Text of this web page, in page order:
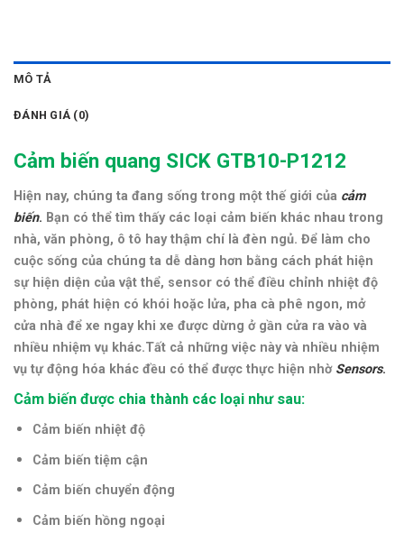
MÔ TẢ
ĐÁNH GIÁ (0)
Cảm biến quang SICK GTB10-P1212
Hiện nay, chúng ta đang sống trong một thế giới của cảm
biến. Bạn có thể tìm thấy các loại cảm biến khác nhau trong
nhà, văn phòng, ô tô hay thậm chí là đèn ngủ. Để làm cho
cuộc sống của chúng ta dễ dàng hơn bằng cách phát hiện
sự hiện diện của vật thể, sensor có thể điều chỉnh nhiệt độ
phòng, phát hiện có khói hoặc lửa, pha cà phê ngon, mở
cửa nhà để xe ngay khi xe được dừng ở gần cửa ra vào và
nhiều nhiệm vụ khác.Tất cả những việc này và nhiều nhiệm
vụ tự động hóa khác đều có thể được thực hiện nhờ Sensors.
Cảm biến được chia thành các loại như sau:
Cảm biến nhiệt độ
Cảm biến tiệm cận
Cảm biến chuyển động
Cảm biến hồng ngoại